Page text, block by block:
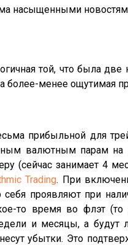
насыщенными
той, что была
более-менее ощутимая
прибыльной для
валютным парам на
(сейчас занимает 4
Trading. При
себя проявляют при
то время во флэт (то
и месяцы, а будут
убытки. Это